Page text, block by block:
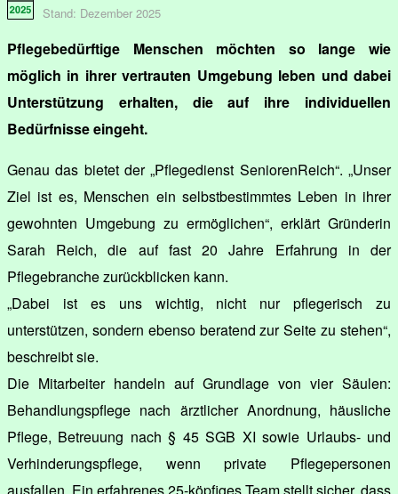
Stand: Dezember 2025
Pflegebedürftige Menschen möchten so lange wie
möglich in ihrer vertrauten Umgebung leben und dabei
Unterstützung erhalten, die auf ihre individuellen
Bedürfnisse eingeht.
Genau das bietet der „Pflegedienst SeniorenReich“. „Unser
Ziel ist es, Menschen ein selbstbestimmtes Leben in ihrer
gewohnten Umgebung zu ermöglichen“, erklärt Gründerin
Sarah Reich, die auf fast 20 Jahre Erfahrung in der
Pflegebranche zurückblicken kann.
„Dabei ist es uns wichtig, nicht nur pflegerisch zu
unterstützen, sondern ebenso beratend zur Seite zu stehen“,
beschreibt sie.
Die Mitarbeiter handeln auf Grundlage von vier Säulen:
Behandlungspflege nach ärztlicher Anordnung, häusliche
Pflege, Betreuung nach § 45 SGB XI sowie Urlaubs- und
Verhinderungspflege, wenn private Pflegepersonen